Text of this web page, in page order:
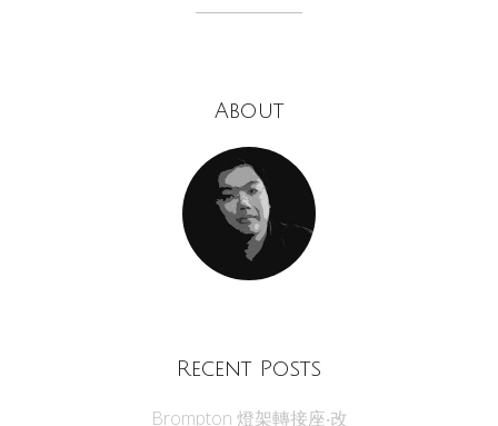
About
Recent Posts
Brompton 燈架轉接座‧改